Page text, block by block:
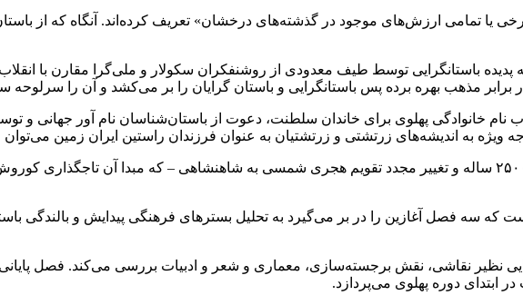
برخی یا تمامی ارزش‌های موجود در گذشته‌های درخشان» تعریف کرده‌اند. آنگاه که از
پدیده باستانگرایی توسط طیف معدودی از روشنفکران سکولار و ملی‌گرا مقارن با
برابر مذهب بهره برده پس باستانگرایی و باستان گرایان را بر می‌کشد و آن را
نام خانوادگی پهلوی برای خاندان سلطنت، دعوت از باستان‌شناسان نام آور جهانی و
به اندیشه‌های زرتشتی و زرتشتیان به عنوان فرزندان راستین ایران زمین
ساله و تغییر مجدد تقویم هجری شمسی به شاهنشاهی – که مبدا آن تاجگذاری
سه فصل آغازین را در بر می‌گیرد به تحلیل بسترهای فرهنگی پیدایش و بالندگی
نظیر نقاشی، نقش برجسته‌سازی، معماری و شعر و ادبیات بررسی می‌کند. فصل
ابتدای دوره پهلوی می‌پردازد.